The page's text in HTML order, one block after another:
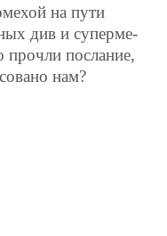
на пути
див и суперме-
послание,
нам?